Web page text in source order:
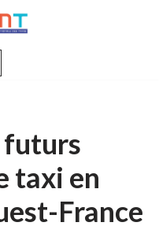
futurs
taxi en
France